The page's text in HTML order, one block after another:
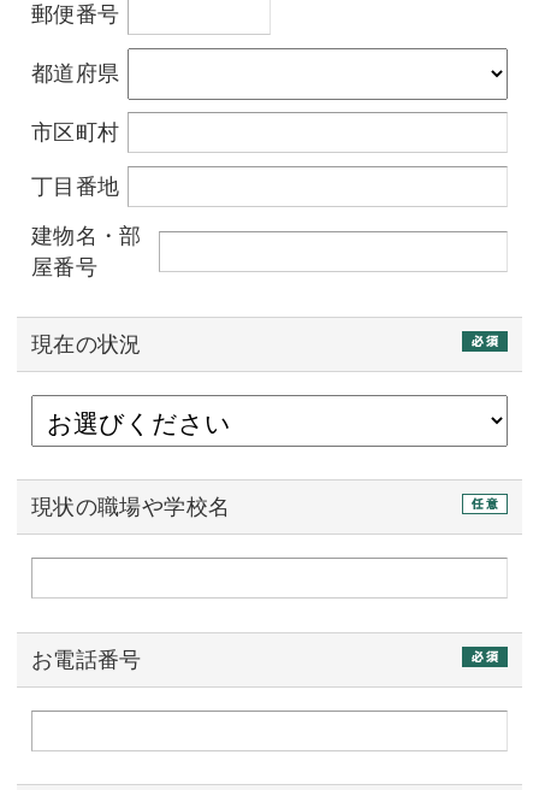
郵便番号
都道府県
市区町村
丁目番地
建物名・部
屋番号
現在の状況
現状の職場や学校名
お電話番号